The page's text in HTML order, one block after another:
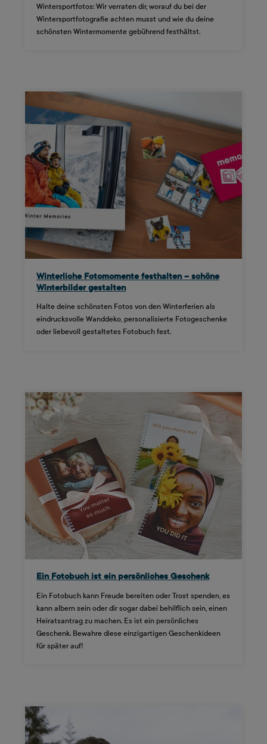
Wintersportfotos: Wir verraten dir, worauf du bei der
Wintersportfotografie achten musst und wie du deine
schönsten Wintermomente gebührend festhältst.
Winterliche Fotomomente festhalten – schöne
Winterbilder gestalten
Halte deine schönsten Fotos von den Winterferien als
eindrucksvolle Wanddeko, personalisierte Fotogeschenke
oder liebevoll gestaltetes Fotobuch fest.
Ein Fotobuch ist ein persönliches Geschenk
Ein Fotobuch kann Freude bereiten oder Trost spenden, es
kann albern sein oder dir sogar dabei behilflich sein, einen
Heiratsantrag zu machen. Es ist ein persönliches
Geschenk. Bewahre diese einzigartigen Geschenkideen
für später auf!